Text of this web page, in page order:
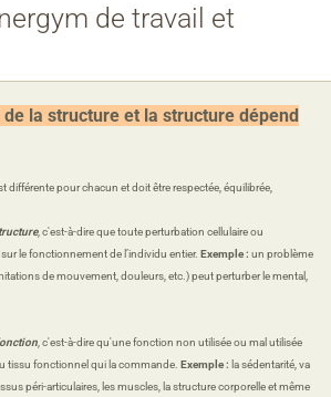
de travail et
la structure et la structure dépend
différente pour chacun et doit être respectée, équilibrée,
, c'est-à-dire que toute perturbation cellulaire ou
le fonctionnement de l’individu entier. Exemple : un problème
de mouvement, douleurs, etc.) peut perturber le mental,
, c'est-à-dire qu'une fonction non utilisée ou mal utilisée
tissu fonctionnel qui la commande. Exemple : la sédentarité, va
péri-articulaires, les muscles, la structure corporelle et même